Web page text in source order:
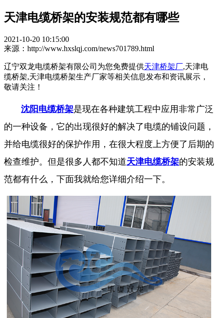
天津电缆桥架的安装规范都有哪些
2021-10-20 10:15:00
来源：http://www.hxslqj.com/news701789.html
辽宁双龙电缆桥架有限公司为您免费提供天津桥架厂,天津电
缆桥架,天津电缆桥架生产厂家等相关信息发布和资讯展示，
敬请关注！
沈阳电缆桥架是现在各种建筑工程中应用非常广泛
的一种设备，它的出现很好的解决了电缆的铺设问题，
并给电缆很好的保护作用，在很大程度上方便了后期的
检查维护。但是很多人都不知道天津电缆桥架的安装规
范都有什么，下面我就给您详细介绍一下。